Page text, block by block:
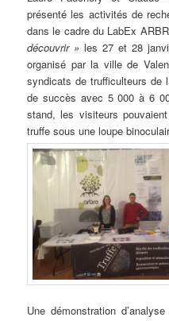
présenté les activités de
dans le cadre du LabEx
découvrir » les 27 et 28
organisé par la ville de
syndicats de trufficulteurs de
de succès avec 5 000 à 6
stand, les visiteurs
truffe sous une loupe
Une démonstration